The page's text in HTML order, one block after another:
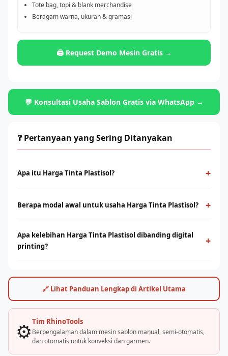
Tote bag, topi & blank merchandise
Beragam warna, ukuran & gramasi
🖨️ Request Demo Mesin Gratis →
💬 Konsultasi Usaha Sablon Gratis via WhatsApp →
❓ Pertanyaan yang Sering Ditanyakan
Apa itu Harga Tinta Plastisol? +
menggunakan screen dan tinta yang ditekan ke permukaan
Berapa modal awal untuk usaha Harga Tinta Plastisol? +
starter manual hingga mesin otomatis. Konsultasikan dengan
tim Rhino Indonesia untuk simulasi usaha sesuai budget Anda.
Apa kelebihan Harga Tinta Plastisol dibanding digital
printing?
+
rendah. Digital printing (DTF/sublimasi) unggul untuk order
satuan, full-color, dan desain detail. Keduanya bisa saling
🔗 Lihat Panduan Lengkap di Artikel Utama
⚙️Tim RhinoTools
Berpengalaman dalam mesin sablon manual, semi-otomatis,
dan otomatis untuk konveksi dan garmen.